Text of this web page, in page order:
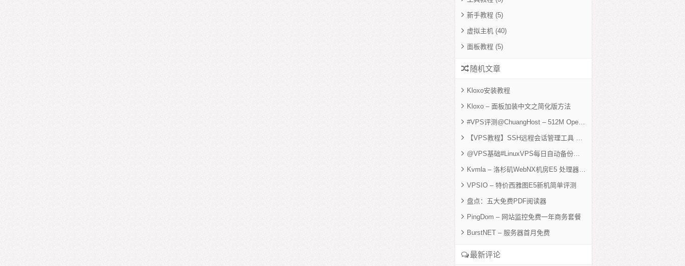
新手教程 (5)
虚拟主机 (40)
面板教程 (5)
随机文章
Kloxo安装教程
Kloxo – 面板加装中文之简化版方法
#VPS评测@ChuangHost – 512M OpenVZ VPS简单评测
【VPS教程】SSH远程会话管理工具 – screen使用教程
@VPS基础#LinuxVPS每日自动备份脚本
Kvmla – 洛杉矶WebNX机房E5 处理器新服512M Xen简单评测
VPSIO – 特价西雅图E5新机简单评测
盘点：五大免费PDF阅读器
PingDom – 网站监控免费一年商务套餐
BurstNET – 服务器首月免费
最新评论